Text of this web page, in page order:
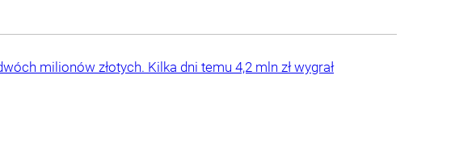
milionów złotych. Kilka dni temu 4,2 mln zł wygrał